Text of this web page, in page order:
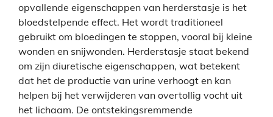
opvallende eigenschappen van herderstasje is het
bloedstelpende effect. Het wordt traditioneel
gebruikt om bloedingen te stoppen, vooral bij kleine
wonden en snijwonden. Herderstasje staat bekend
om zijn diuretische eigenschappen, wat betekent
dat het de productie van urine verhoogt en kan
helpen bij het verwijderen van overtollig vocht uit
het lichaam. De ontstekingsremmende